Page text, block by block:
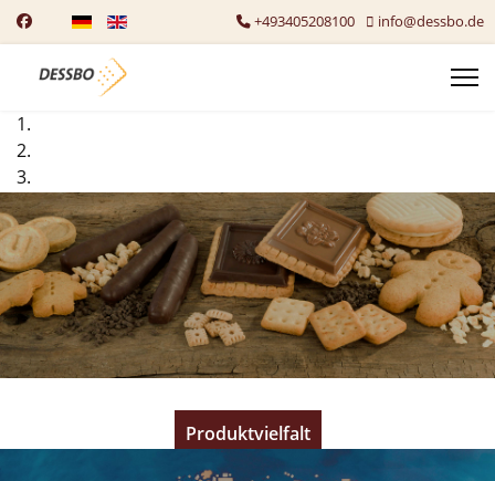
+493405208100 info@dessbo.de
Sprache auswählen
Produktvielfalt